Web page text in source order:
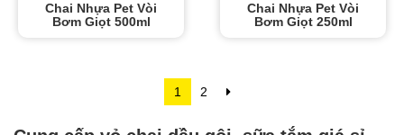
Chai Nhựa Pet Vòi
Bơm Giọt 500ml
Chai Nhựa Pet Vòi
Bơm Giọt 250ml
1 2